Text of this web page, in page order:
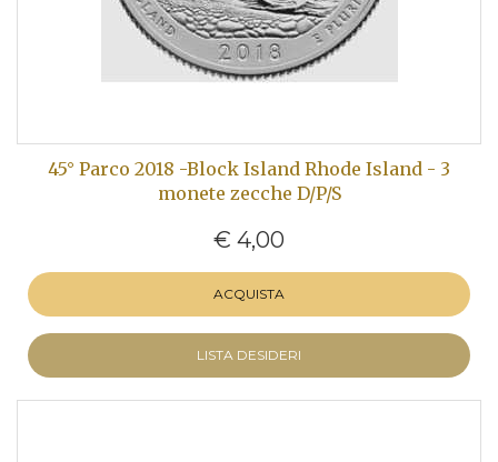
45° Parco 2018 -Block Island Rhode Island - 3
monete zecche D/P/S
€ 4,00
ACQUISTA
LISTA DESIDERI